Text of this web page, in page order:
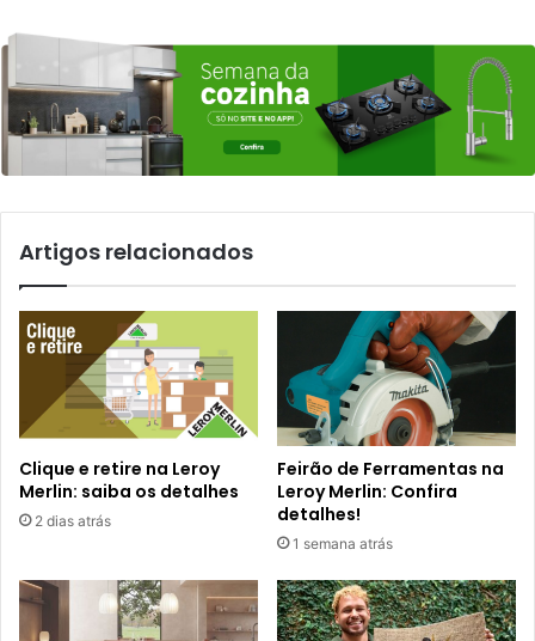
Artigos relacionados
Clique e retire na Leroy
Merlin: saiba os detalhes
2 dias atrás
Feirão de Ferramentas na
Leroy Merlin: Confira
detalhes!
1 semana atrás